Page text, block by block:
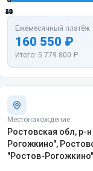
12
24
36
48
60
Ежемесячный платёж
160 550 ₽
Итого: 5 779 800 ₽
Местонахождение
Ростовская обл, р-
Рогожкино",
"Ростов-Рогожкино"